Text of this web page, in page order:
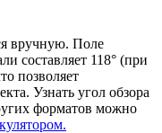
вручную. Поле
составляет 118° (при
позволяет
Узнать угол обзора
форматов можно